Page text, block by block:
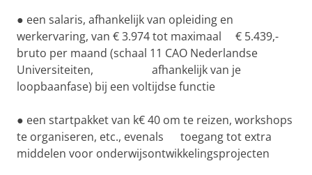
● een salaris, afhankelijk van opleiding en
werkervaring, van € 3.974 tot maximaal € 5.439,-
bruto per maand (schaal 11 CAO Nederlandse
Universiteiten, afhankelijk van je
loopbaanfase) bij een voltijdse functie
● een startpakket van k€ 40 om te reizen, workshops
te organiseren, etc., evenals toegang tot extra
middelen voor onderwijsontwikkelingsprojecten